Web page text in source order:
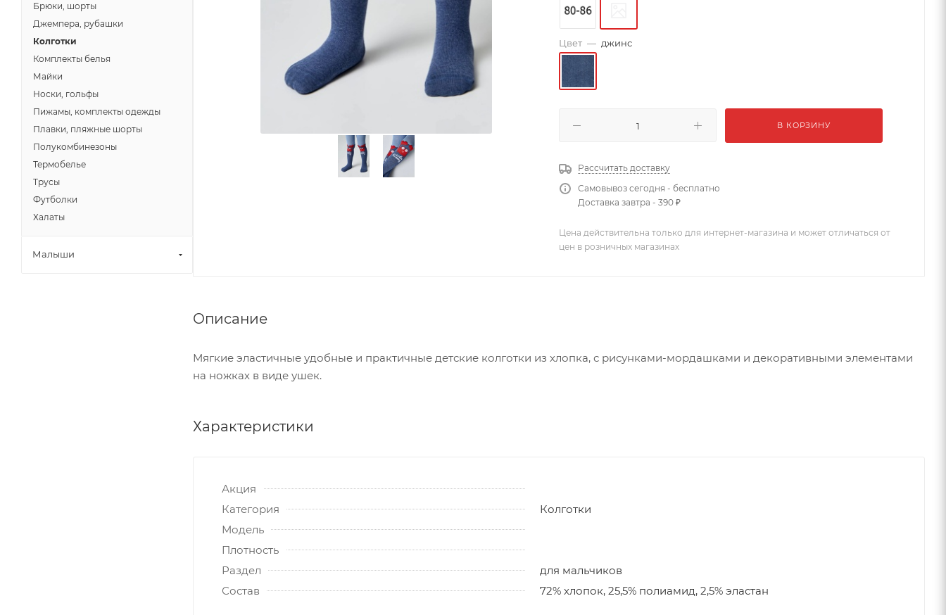
Цвет — джинс
В КОРЗИНУ
Рассчитать доставку
Самовывоз сегодня - бесплатно
Доставка завтра - 390 ₽
Цена действительна только для интернет-магазина и может отличаться от
цен в розничных магазинах
Описание
Мягкие эластичные удобные и практичные детские колготки из хлопка, с рисунками-мордашками и декоративными элементами
на ножках в виде ушек.
Характеристики
Акция
Категория
Колготки
Модель
Плотность
Раздел
для мальчиков
Состав
72% хлопок, 25,5% полиамид, 2,5% эластан
Брюки, шорты
Джемпера, рубашки
Колготки
Комплекты белья
Майки
Носки, гольфы
Пижамы, комплекты одежды
Плавки, пляжные шорты
Полукомбинезоны
Термобелье
Трусы
Футболки
Халаты
Малыши